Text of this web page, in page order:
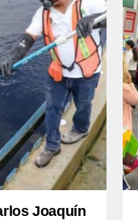
Joaquín